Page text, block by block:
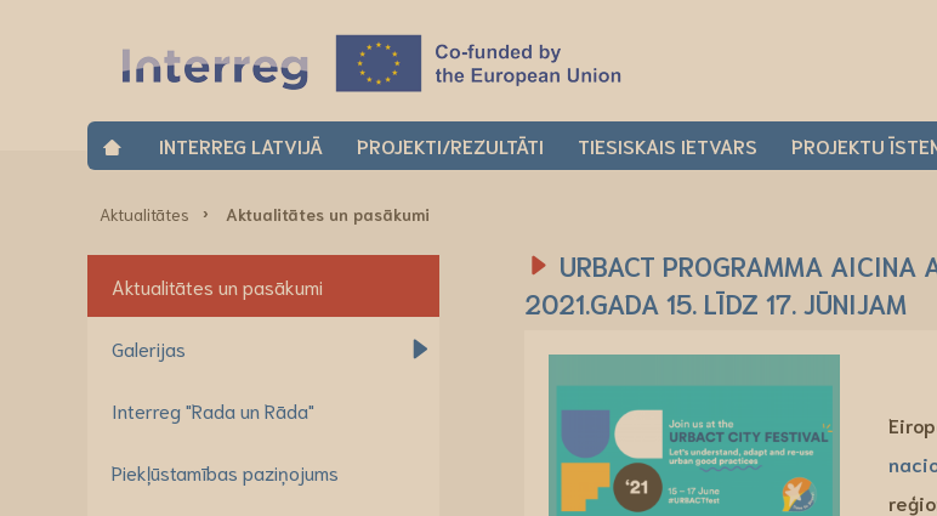
INTERREG LATVIJĀ PROJEKTI/REZULTĀTI TIESISKAIS IETVARS PROJEKTU
Aktualitātes Aktualitātes un pasākumi
Aktualitātes un pasākumi
Galerijas
Interreg "Rada un Rāda"
Piekļūstamības paziņojums
URBACT PROGRAMMA AICINA
2021.GADA 15. LĪDZ 17. JŪNIJAM